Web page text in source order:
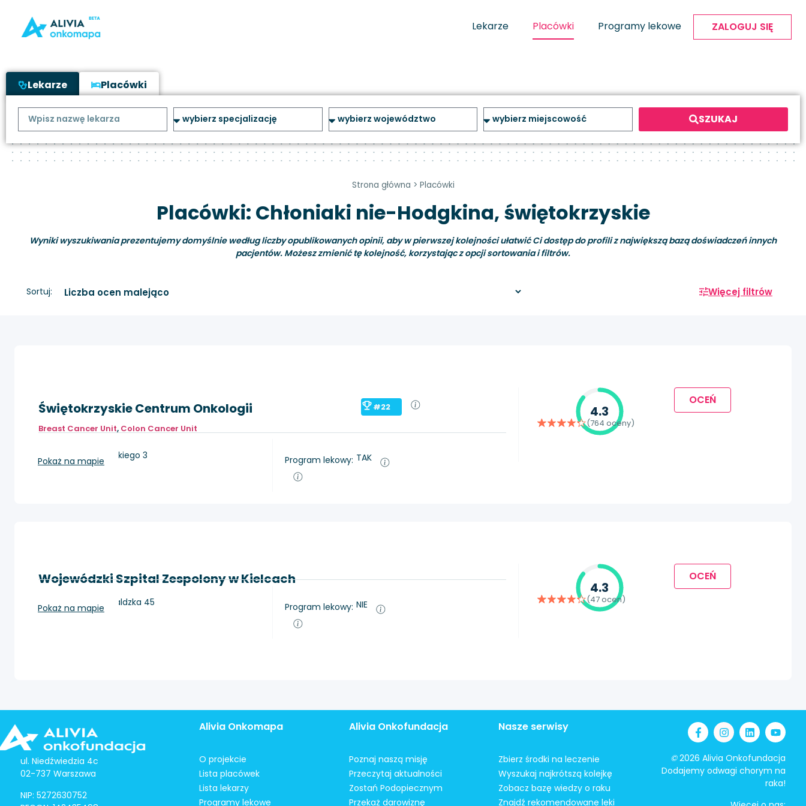
Lekarze Placówki Programy lekowe ZALOGUJ SIĘ
Lekarze Placówki
SZUKAJ
Strona główna > Placówki
Placówki: Chłoniaki nie-Hodgkina, świętokrzyskie
Wyniki wyszukiwania prezentujemy domyślnie według liczby opublikowanych opinii, aby w pierwszej kolejności ułatwić Ci dostęp do profili z największą bazą doświadczeń innych
pacjentów. Możesz zmienić tę kolejność, korzystając z opcji sortowania i filtrów.
Sortuj: Więcej filtrów
Świętokrzyskie Centrum Onkologii
#22
Breast Cancer Unit, Colon Cancer Unit
Kielce, ul. Artwińskiego 3
Pokaż na mapie Program lekowy: TAK
4.3
(764 oceny)
OCEŃ
Wojewódzki Szpital Zespolony w Kielcach
Kielce, ul. Grunwaldzka 45
Pokaż na mapie Program lekowy: NIE
4.3
(47 ocen)
OCEŃ
ul. Niedźwiedzia 4c
02-737 Warszawa
NIP: 5272630752
Alivia Onkomapa
O projekcie
Lista placówek
Lista lekarzy
Programy lekowe
Alivia Onkofundacja
Poznaj naszą misję
Przeczytaj aktualności
Zostań Podopiecznym
Przekaż darowiznę
Nasze serwisy
Zbierz środki na leczenie
Wyszukaj najkrótszą kolejkę
Zobacz bazę wiedzy o raku
Znajdź rekomendowane leki
©2026 Alivia Onkofundacja
Dodajemy odwagi chorym na
raka!